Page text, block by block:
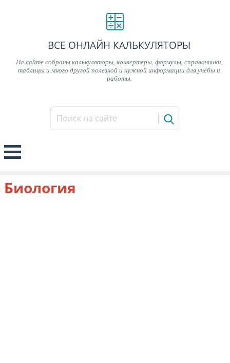
ВСЕ ОНЛАЙН КАЛЬКУЛЯТОРЫ
На сайте собраны калькуляторы, конвертеры, формулы, справочники,
таблицы и много другой полезной и нужной информации для учёбы и
работы.
Биология